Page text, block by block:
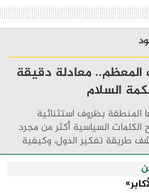
المعظم.. معادلة دقيقة
السلام
المنطقة بظروف استثنائية
السياسية أكثر من مجرد
طريقة تفكير الدول، وكيفية
التي تفصل بين القوة ...